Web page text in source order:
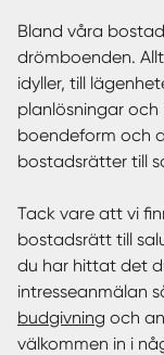
Bland våra
drömboenden.
idyller, till
planlösningar och
boendeform och
bostadsrätter till
Tack vare att vi
bostadsrätt till
du har hittat det
intresseanmälan
budgivning och
välkommen in i